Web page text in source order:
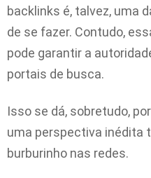
backlinks é, talvez, uma
de se fazer. Contudo,
pode garantir a
portais de busca.
Isso se dá, sobretudo,
uma perspectiva inédita
burburinho nas redes.